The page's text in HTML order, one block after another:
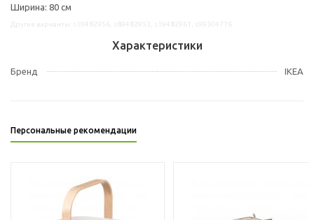
Ширина: 80 см
Характеристики
Бренд IKEA
Персональные рекомендации